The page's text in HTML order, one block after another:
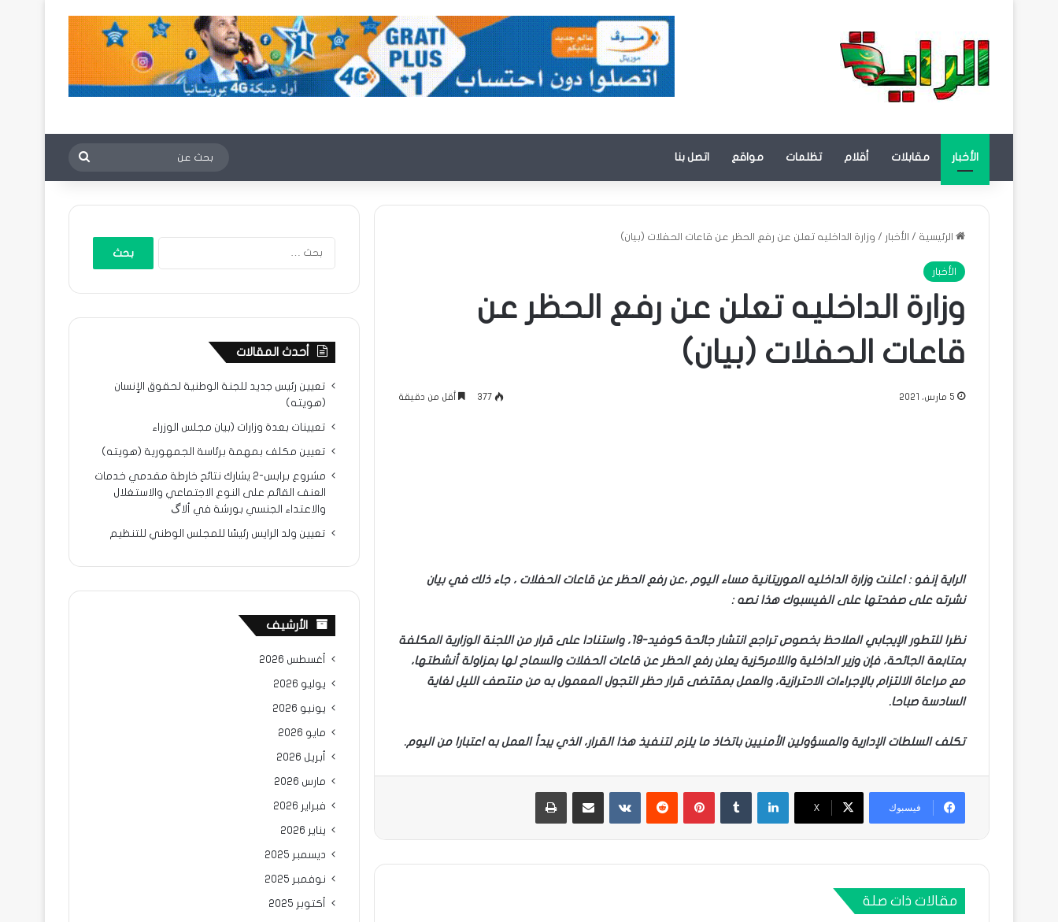
الأخبار مقابلات أقلام تظلمات مواقع اتصل بنا بحث
عن
الرئيسية / الأخبار / وزارة الداخليه تعلن عن رفع الحظر عن قاعات الحفلات (بيان)
الأخبار
وزارة الداخليه تعلن عن رفع الحظر عن
قاعات الحفلات (بيان)
5 مارس، 2021 377 أقل من دقيقة
الراية إنفو : اعلنت وزارة الداخليه الموريتانية مساء اليوم ،عن رفع الحظر عن قاعات الحفلات ، جاء ذلك في بيان
نشرته على صفحتها على الفيسبوك هذا نصه :
نظرا للتطور الإيجابي الملاحظ بخصوص تراجع انتشار جائحة كوفيد-19، واستنادا على قرار من اللجنة الوزارية المكلفة
بمتابعة الجائحة، فإن وزير الداخلية واللامركزية يعلن رفع الحظر عن قاعات الحفلات والسماح لها بمزاولة أنشطتها،
مع مراعاة الالتزام بالإجراءات الاحترازية، والعمل بمقتضى قرار حظر التجول المعمول به من منتصف الليل لغاية
السادسة صباحا.
تكلف السلطات الإدارية والمسؤولين الأمنيين باتخاذ ما يلزم لتنفيذ هذا القرار، الذي يبدأ العمل به اعتبارا من اليوم.
فيسبوك X
لينكدإن بينتيريست مشاركة عبر البريد طباعة
مقالات ذات صلة
أحدث المقالات
تعيين رئيس جديد للجنة الوطنية لحقوق الإنسان
(هويته)
تعيينات بعدة وزارات (بيان مجلس الوزراء
تعيين مكلف بمهمة برئاسة الجمهورية (هويته)
مشروع برابس-2 يشارك نتائح خارطة مقدمي خدمات
العنف القائم على النوع الاجتماعي والاستغلال
والاعتداء الجنسي بورشة في ألاگ
تعيين ولد الرايس رئيسًا للمجلس الوطني للتنظيم
الأرشيف
أغسطس 2026
يوليو 2026
يونيو 2026
مايو 2026
أبريل 2026
مارس 2026
فبراير 2026
يناير 2026
ديسمبر 2025
نوفمبر 2025
أكتوبر 2025